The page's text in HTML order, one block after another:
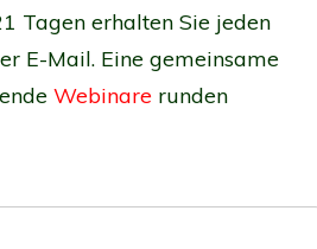
Tagen erhalten Sie jeden
E-Mail. Eine gemeinsame
Webinare runden